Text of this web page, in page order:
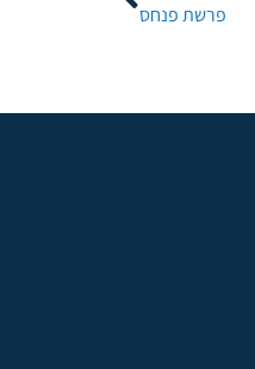
פרשת פנחס